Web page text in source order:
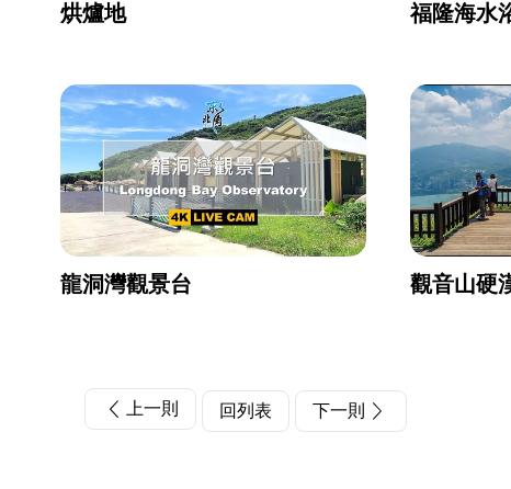
烘爐地 福隆海水
龍洞灣觀景台 觀音山硬
上一則 回列表 下一則